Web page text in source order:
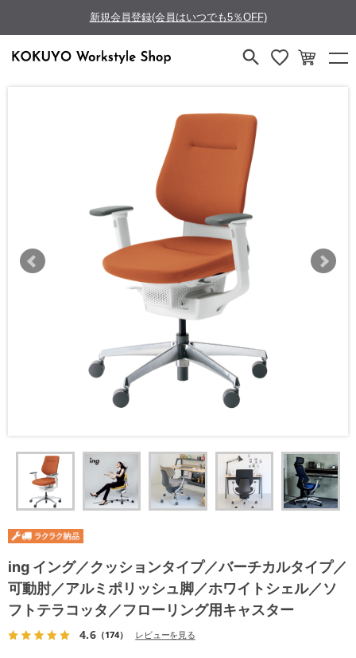
新規会員登録(会員はいつでも5％OFF)
ing イング／クッションタイプ／バーチカルタイプ／
可動肘／アルミポリッシュ脚／ホワイトシェル／ソ
フトテラコッタ／フローリング用キャスター
4.6（174） レビューを見る